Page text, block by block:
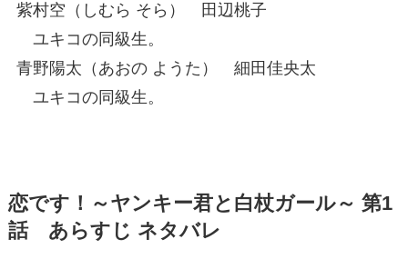
紫村空（しむら そら） 田辺桃子
ユキコの同級生。
青野陽太（あおの ようた） 細田佳央太
ユキコの同級生。
恋です！～ヤンキー君と白杖ガール～ 第1
話 あらすじ ネタバレ